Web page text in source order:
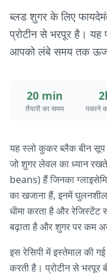
ब्लड शुगर के लिए
प्रोटीन से भरपूर है। यह
आपको लंबे समय तक
20 min
तैयारी का समय पकाने
यह स्लो कुकर ब्लैक बीन
जो शुगर लेवल का ध्यान
beans) हैं जिनका
का खजाना हैं, इनमें
धीमा करता है और रेजिस्टेंट
बढ़ाता है और शुगर पर कम
इस रेसिपी में इस्तेमाल की
करती है। प्रोटीन से भरपूर